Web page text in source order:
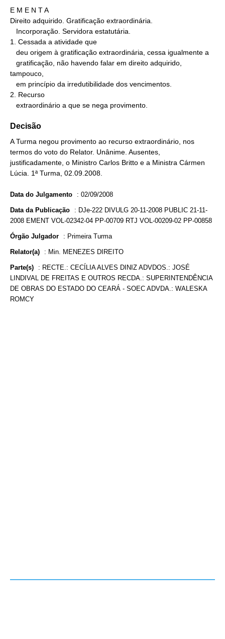
E M E N T A
Direito adquirido. Gratificação extraordinária.
1. Cessada a atividade que
tampouco,
2. Recurso
   extraordinário a que se nega provimento.
Decisão
A Turma negou provimento ao recurso extraordinário, nos
termos do voto do Relator. Unânime. Ausentes,
justificadamente, o Ministro Carlos Britto e a Ministra Cármen
Lúcia. 1ª Turma, 02.09.2008.
Data do Julgamento : 02/09/2008
Data da Publicação : DJe-222 DIVULG 20-11-2008 PUBLIC 21-11-
2008 EMENT VOL-02342-04 PP-00709 RTJ VOL-00209-02 PP-00858
Órgão Julgador : Primeira Turma
Relator(a) : Min. MENEZES DIREITO
Parte(s) : RECTE.: CECÍLIA ALVES DINIZ ADVDOS.: JOSÉ
LINDIVAL DE FREITAS E OUTROS RECDA.: SUPERINTENDÊNCIA
DE OBRAS DO ESTADO DO CEARÁ - SOEC ADVDA.: WALESKA
ROMCY